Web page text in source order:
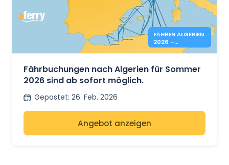
FÄHREN ALGERIEN
2026 –
BUCHUNGEN
Fährbuchungen nach Algerien für Sommer
2026 sind ab sofort möglich.
Gepostet: 26. Feb. 2026
Angebot anzeigen